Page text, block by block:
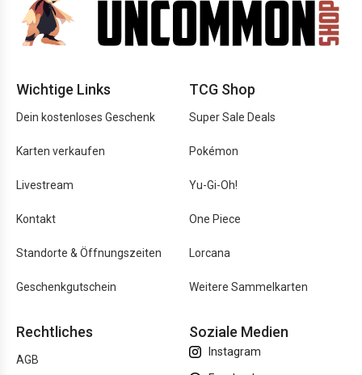
Wichtige Links
Dein kostenloses Geschenk
Karten verkaufen
Livestream
Kontakt
Standorte & Öffnungszeiten
Geschenkgutschein
TCG Shop
Super Sale Deals
Pokémon
Yu-Gi-Oh!
One Piece
Lorcana
Weitere Sammelkarten
Rechtliches
AGB
Soziale Medien
Instagram